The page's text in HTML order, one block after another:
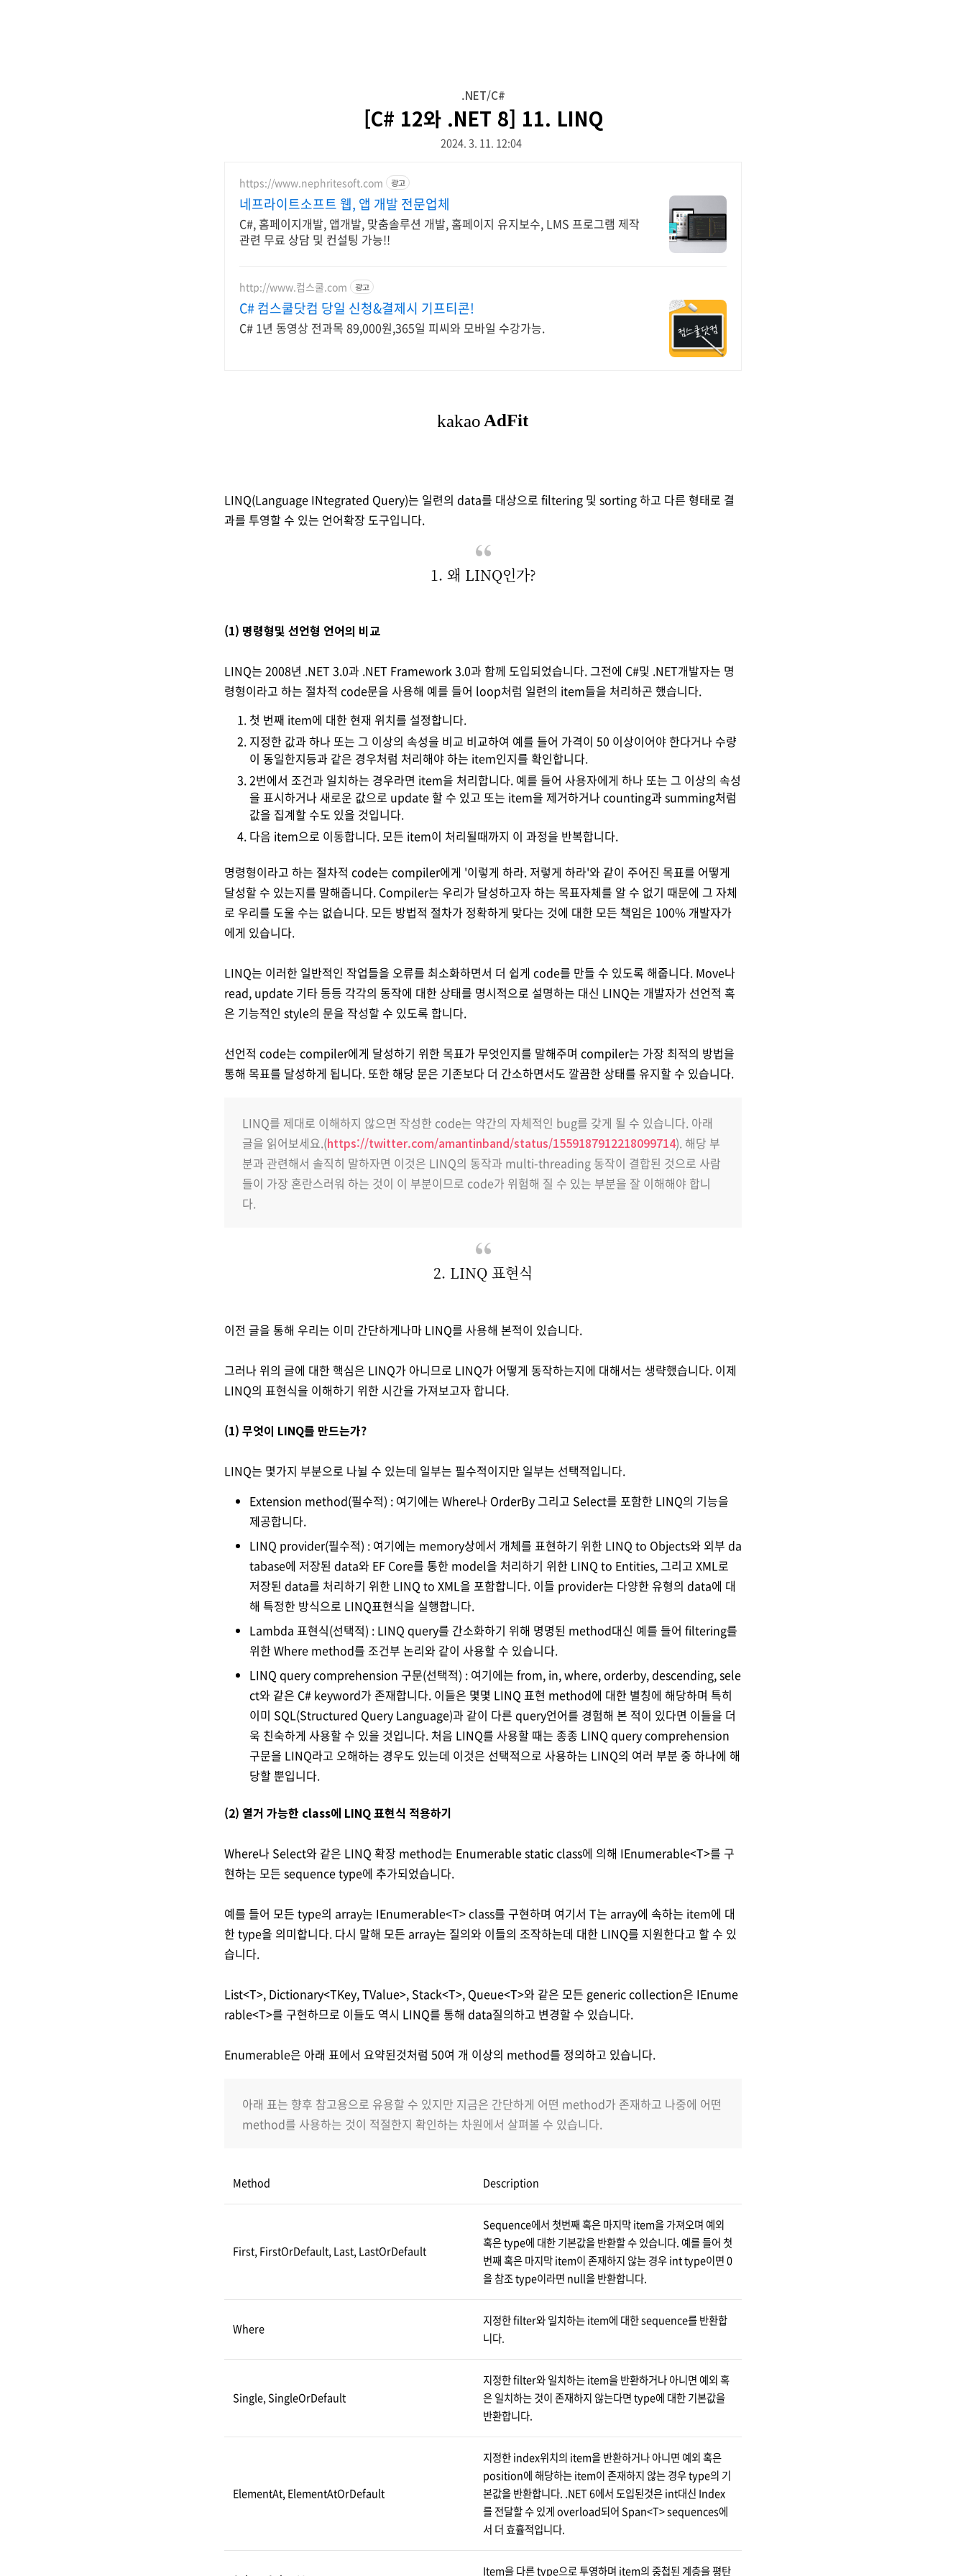
.NET/C#
[C# 12와 .NET 8] 11. LINQ
2024. 3. 11. 12:04
https://www.nephritesoft.com 광고
네프라이트소프트 웹, 앱 개발 전문업체
C#, 홈페이지개발, 앱개발, 맞춤솔루션 개발, 홈페이지 유지보수, LMS 프로그램 제작
관련 무료 상담 및 컨설팅 가능!!
http://www.컴스쿨.com 광고
C# 컴스쿨닷컴 당일 신청&결제시 기프티콘!
C# 1년 동영상 전과목 89,000원,365일 피씨와 모바일 수강가능.
LINQ(Language INtegrated Query)는 일련의 data를 대상으로 filtering 및 sorting 하고 다른 형태로 결
과를 투영할 수 있는 언어확장 도구입니다.
1. 왜 LINQ인가?
(1) 명령형및 선언형 언어의 비교
LINQ는 2008년 .NET 3.0과 .NET Framework 3.0과 함께 도입되었습니다. 그전에 C#및 .NET개발자는 명
령형이라고 하는 절차적 code문을 사용해 예를 들어 loop처럼 일련의 item들을 처리하곤 했습니다.
첫 번째 item에 대한 현재 위치를 설정합니다.
지정한 값과 하나 또는 그 이상의 속성을 비교 비교하여 예를 들어 가격이 50 이상이어야 한다거나 수량
이 동일한지등과 같은 경우처럼 처리해야 하는 item인지를 확인합니다.
2번에서 조건과 일치하는 경우라면 item을 처리합니다. 예를 들어 사용자에게 하나 또는 그 이상의 속성
을 표시하거나 새로운 값으로 update 할 수 있고 또는 item을 제거하거나 counting과 summing처럼
값을 집계할 수도 있을 것입니다.
다음 item으로 이동합니다. 모든 item이 처리될때까지 이 과정을 반복합니다.
명령형이라고 하는 절차적 code는 compiler에게 '이렇게 하라. 저렇게 하라'와 같이 주어진 목표를 어떻게
달성할 수 있는지를 말해줍니다. Compiler는 우리가 달성하고자 하는 목표자체를 알 수 없기 때문에 그 자체
로 우리를 도울 수는 없습니다. 모든 방법적 절차가 정확하게 맞다는 것에 대한 모든 책임은 100% 개발자가
에게 있습니다.
LINQ는 이러한 일반적인 작업들을 오류를 최소화하면서 더 쉽게 code를 만들 수 있도록 해줍니다. Move나
read, update 기타 등등 각각의 동작에 대한 상태를 명시적으로 설명하는 대신 LINQ는 개발자가 선언적 혹
은 기능적인 style의 문을 작성할 수 있도록 합니다.
선언적 code는 compiler에게 달성하기 위한 목표가 무엇인지를 말해주며 compiler는 가장 최적의 방법을
통해 목표를 달성하게 됩니다. 또한 해당 문은 기존보다 더 간소하면서도 깔끔한 상태를 유지할 수 있습니다.
LINQ를 제대로 이해하지 않으면 작성한 code는 약간의 자체적인 bug를 갖게 될 수 있습니다. 아래
글을 읽어보세요.(https://twitter.com/amantinband/status/1559187912218099714). 해당 부
분과 관련해서 솔직히 말하자면 이것은 LINQ의 동작과 multi-threading 동작이 결합된 것으로 사람
들이 가장 혼란스러워 하는 것이 이 부분이므로 code가 위험해 질 수 있는 부분을 잘 이해해야 합니
다.
2. LINQ 표현식
이전 글을 통해 우리는 이미 간단하게나마 LINQ를 사용해 본적이 있습니다.
그러나 위의 글에 대한 핵심은 LINQ가 아니므로 LINQ가 어떻게 동작하는지에 대해서는 생략했습니다. 이제
LINQ의 표현식을 이해하기 위한 시간을 가져보고자 합니다.
(1) 무엇이 LINQ를 만드는가?
LINQ는 몇가지 부분으로 나뉠 수 있는데 일부는 필수적이지만 일부는 선택적입니다.
Extension method(필수적) : 여기에는 Where나 OrderBy 그리고 Select를 포함한 LINQ의 기능을
제공합니다.
LINQ provider(필수적) : 여기에는 memory상에서 개체를 표현하기 위한 LINQ to Objects와 외부 da
tabase에 저장된 data와 EF Core를 통한 model을 처리하기 위한 LINQ to Entities, 그리고 XML로
저장된 data를 처리하기 위한 LINQ to XML을 포함합니다. 이들 provider는 다양한 유형의 data에 대
해 특정한 방식으로 LINQ표현식을 실행합니다.
Lambda 표현식(선택적) : LINQ query를 간소화하기 위해 명명된 method대신 예를 들어 filtering를
위한 Where method를 조건부 논리와 같이 사용할 수 있습니다.
LINQ query comprehension 구문(선택적) : 여기에는 from, in, where, orderby, descending, sele
ct와 같은 C# keyword가 존재합니다. 이들은 몇몇 LINQ 표현 method에 대한 별칭에 해당하며 특히
이미 SQL(Structured Query Language)과 같이 다른 query언어를 경험해 본 적이 있다면 이들을 더
욱 친숙하게 사용할 수 있을 것입니다. 처음 LINQ를 사용할 때는 종종 LINQ query comprehension
구문을 LINQ라고 오해하는 경우도 있는데 이것은 선택적으로 사용하는 LINQ의 여러 부분 중 하나에 해
당할 뿐입니다.
(2) 열거 가능한 class에 LINQ 표현식 적용하기
Where나 Select와 같은 LINQ 확장 method는 Enumerable static class에 의해 IEnumerable<T>를 구
현하는 모든 sequence type에 추가되었습니다.
예를 들어 모든 type의 array는 IEnumerable<T> class를 구현하며 여기서 T는 array에 속하는 item에 대
한 type을 의미합니다. 다시 말해 모든 array는 질의와 이들의 조작하는데 대한 LINQ를 지원한다고 할 수 있
습니다.
List<T>, Dictionary<TKey, TValue>, Stack<T>, Queue<T>와 같은 모든 generic collection은 IEnume
rable<T>를 구현하므로 이들도 역시 LINQ를 통해 data질의하고 변경할 수 있습니다.
Enumerable은 아래 표에서 요약된것처럼 50여 개 이상의 method를 정의하고 있습니다.
아래 표는 향후 참고용으로 유용할 수 있지만 지금은 간단하게 어떤 method가 존재하고 나중에 어떤
method를 사용하는 것이 적절한지 확인하는 차원에서 살펴볼 수 있습니다.
Method Description
First, FirstOrDefault, Last, LastOrDefault
Sequence에서 첫번째 혹은 마지막 item을 가져오며 예외
혹은 type에 대한 기본값을 반환할 수 있습니다. 예를 들어 첫
번째 혹은 마지막 item이 존재하지 않는 경우 int type이면 0
을 참조 type이라면 null을 반환합니다.
Where
지정한 filter와 일치하는 item에 대한 sequence를 반환합
니다.
Single, SingleOrDefault
지정한 filter와 일치하는 item을 반환하거나 아니면 예외 혹
은 일치하는 것이 존재하지 않는다면 type에 대한 기본값을
반환합니다.
ElementAt, ElementAtOrDefault
지정한 index위치의 item을 반환하거나 아니면 예외 혹은
position에 해당하는 item이 존재하지 않는 경우 type의 기
본값을 반환합니다. .NET 6에서 도입된것은 int대신 Index
를 전달할 수 있게 overload되어 Span<T> sequences에
서 더 효휼적입니다.
Item을 다른 type으로 투영하며 item의 중첩된 계층을 평탄